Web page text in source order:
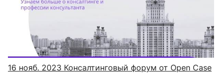
16 нояб. 2023 ️Консалтинговый форум от Open Case